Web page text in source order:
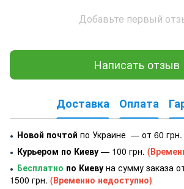
Добавьте первый
Написать отзыв
Доставка Оплата
● Новой почтой по Украине — от 60 грн.
● Курьером по Киеву — 100 грн.
● Бесплатно по Киеву на сумму заказа
1500 грн. (Временно недоступно)